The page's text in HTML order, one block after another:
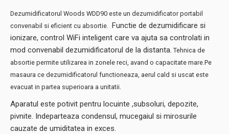
Dezumidificatorul Woods WDD90 este un dezumidificator portabil
convenabil si eficient cu absortie. Functie de dezumidificare si
ionizare, control WiFi inteligent care va ajuta sa controlati in
mod convenabil dezumidificatorul de la distanta. Tehnica de
absortie permite utilizarea in zonele reci, avand o capacitate mare.Pe
masaura ce dezumidificatorul functioneaza, aerul cald si uscat este
evacuat in partea superioara a unitatii.
Aparatul este potivit pentru locuinte ,subsoluri, depozite,
pivnite. Indeparteaza condensul, mucegaiul si mirosurile
cauzate de umiditatea in exces.